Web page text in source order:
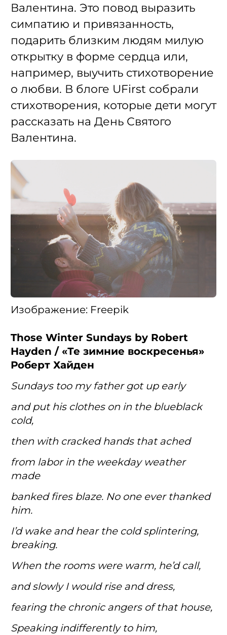
Валентина. Это повод выразить
симпатию и привязанность,
подарить близким людям милую
открытку в форме сердца или,
например, выучить стихотворение
о любви. В блоге UFirst собрали
стихотворения, которые дети могут
рассказать на День Святого
Валентина.
Изображение: Freepik
Those Winter Sundays by Robert
Hayden / «Те зимние воскресенья»
Роберт Хайден
Sundays too my father got up early
and put his clothes on in the blueblack
cold,
then with cracked hands that ached
from labor in the weekday weather
made
banked fires blaze. No one ever thanked
him.
I’d wake and hear the cold splintering,
breaking.
When the rooms were warm, he’d call,
and slowly I would rise and dress,
fearing the chronic angers of that house,
Speaking indifferently to him,